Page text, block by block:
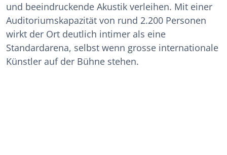
und beeindruckende Akustik verleihen. Mit einer
Auditoriumskapazität von rund 2.200 Personen
wirkt der Ort deutlich intimer als eine
Standardarena, selbst wenn grosse internationale
Künstler auf der Bühne stehen.